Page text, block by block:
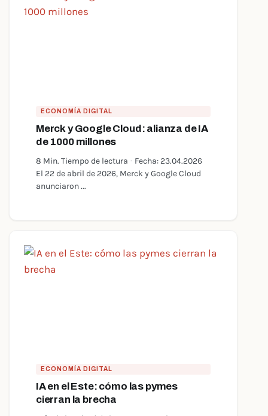
ECONOMÍA DIGITAL
Merck y Google Cloud: alianza de IA
de 1000 millones
8 Min. Tiempo de lectura · Fecha: 23.04.2026
El 22 de abril de 2026, Merck y Google Cloud
anunciaron ...
ECONOMÍA DIGITAL
IA en el Este: cómo las pymes
cierran la brecha